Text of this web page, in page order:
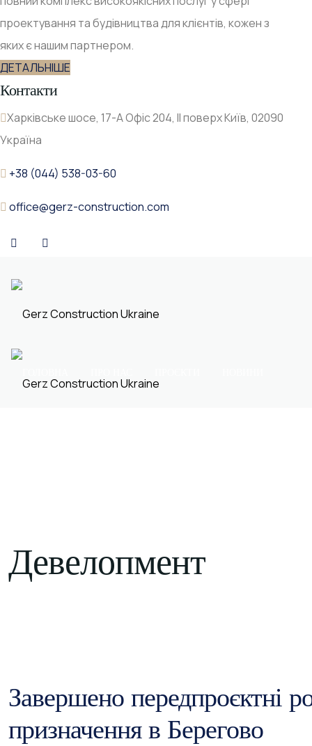
проектування та будівництва для клієнтів, кожен з
яких є нашим партнером.
ДЕТАЛЬНІШЕ
Контакти
Харківське шосе, 17-А Офіс 204, ІІ поверх Київ, 02090
Україна
+38 (044) 538-03-60
office@gerz-construction.com
Девелопмент
Завершено передпроєктні
призначення в Берегово